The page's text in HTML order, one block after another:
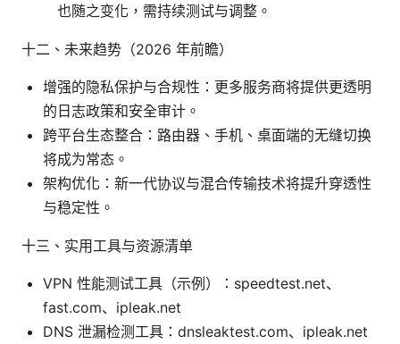
也随之变化，需持续测试与调整。
十二、未来趋势（2026 年前瞻）
增强的隐私保护与合规性：更多服务商将提供更透明
的日志政策和安全审计。
跨平台生态整合：路由器、手机、桌面端的无缝切换
将成为常态。
架构优化：新一代协议与混合传输技术将提升穿透性
与稳定性。
十三、实用工具与资源清单
VPN 性能测试工具（示例）：speedtest.net、
fast.com、ipleak.net
DNS 泄漏检测工具：dnsleaktest.com、ipleak.net